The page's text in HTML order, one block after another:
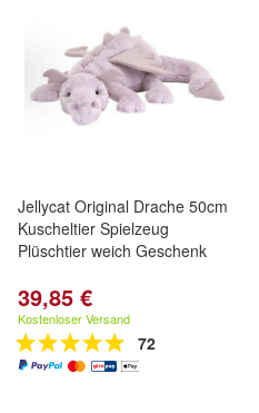
Jellycat Original Drache 50cm
Kuscheltier Spielzeug
Plüschtier weich Geschenk
39,85 €
Kostenloser Versand
72